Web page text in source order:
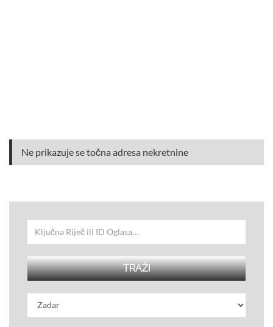
Ne prikazuje se točna adresa nekretnine